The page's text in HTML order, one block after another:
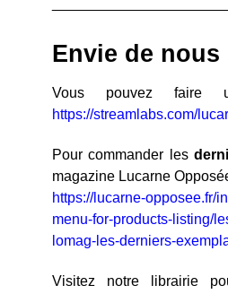
Envie de
Vous pouvez
https://streamlabs.com/
Pour commander les
magazine Lucarne
https://lucarne-opposee.fr/
menu-for-products-listing/
lomag-les-derniers-
Visitez notre librairie